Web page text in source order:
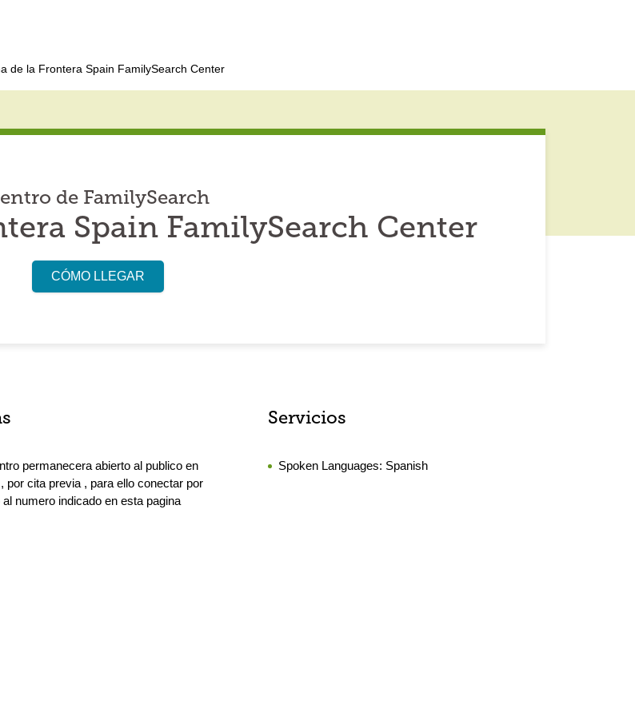
de la Frontera Spain FamilySearch Center
de FamilySearch
Spain FamilySearch Center
CÓMO LLEGAR
permanecera abierto al publico en
por cita previa , para ello conectar por
al numero indicado en esta pagina
Servicios
Spoken Languages: Spanish